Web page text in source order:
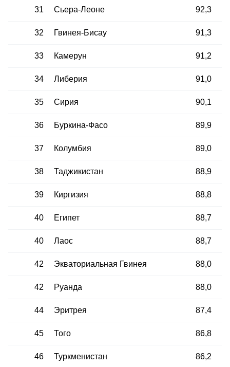
31 Сьера-Леоне 92,3
32 Гвинея-Бисау 91,3
33 Камерун 91,2
34 Либерия 91,0
35 Сирия 90,1
36 Буркина-Фасо 89,9
37 Колумбия 89,0
38 Таджикистан 88,9
39 Киргизия 88,8
40 Египет 88,7
40 Лаос 88,7
42 Экваториальная Гвинея 88,0
42 Руанда 88,0
44 Эритрея 87,4
45 Того 86,8
46 Туркменистан 86,2